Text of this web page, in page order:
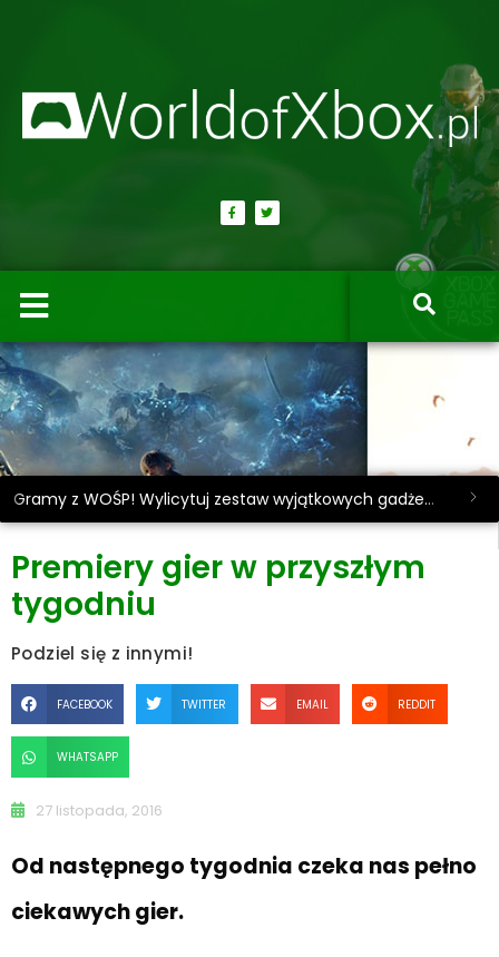
Gramy z WOŚP! Wylicytuj zestaw wyjątkowych gadżetów.
Premiery gier w przyszłym
tygodniu
Podziel się z innymi!
FACEBOOK TWITTER EMAIL REDDIT
WHATSAPP
27 listopada, 2016
Od następnego tygodnia czeka nas pełno
ciekawych gier.